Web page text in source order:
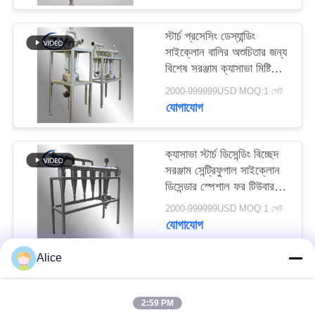
PRIVACY
POLICY
স্টার্চ প্রসেসিং ডেস্যান্ডিং
সাইক্লোন বালির অশুচিতার জন্য
বিশেষ সরঞ্জাম ক্যাসাভা মিষ্টি
আলু বাদাম স্টার্চ স্লারি অপসারণ
2000-999999USD MOQ:1 সেট
যোগাযোগ
ক্যাসাভা স্টার্চ ডিসেন্ডিং বিচ্ছেদ
সরঞ্জাম সেন্ট্রিফুগাল সাইক্লোন
ডিসেন্ডার স্পেশাল ফর টিউবার
স্টার্চ স্লারি বিশুদ্ধকরণ
2000-999999USD MOQ:1 সেট
যোগাযোগ
Alice
2:59 PM